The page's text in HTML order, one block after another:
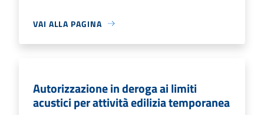
VAI ALLA PAGINA
Autorizzazione in deroga ai limiti
acustici per attività edilizia temporanea